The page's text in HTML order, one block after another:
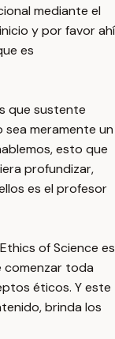
mediante el
y por favor ahí
es
que sustente
meramente un
esto que
profundizar,
es el profesor
of Science es
comenzar toda
éticos. Y este
brinda los